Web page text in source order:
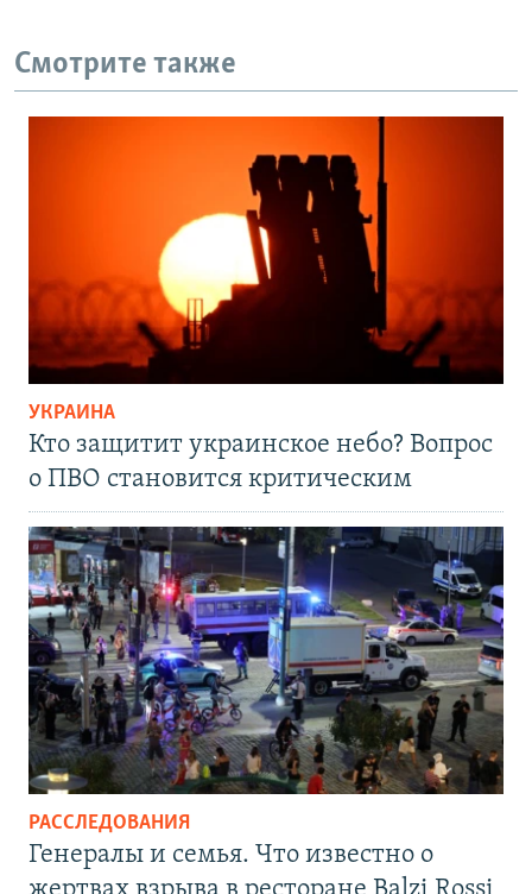
Смотрите также
УКРАИНА
Кто защитит украинское небо? Вопрос
о ПВО становится критическим
РАССЛЕДОВАНИЯ
Генералы и семья. Что известно о